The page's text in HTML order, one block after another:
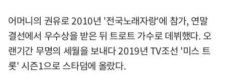
어머니의 권유로 2010년 '전국노래자랑'에 참가, 연말
결선에서 우수상을 받은 뒤 트로트 가수로 데뷔했다. 오
랜기간 무명의 세월을 보내다 2019년 TV조선 '미스 트
롯' 시즌1으로 스타덤에 올랐다.